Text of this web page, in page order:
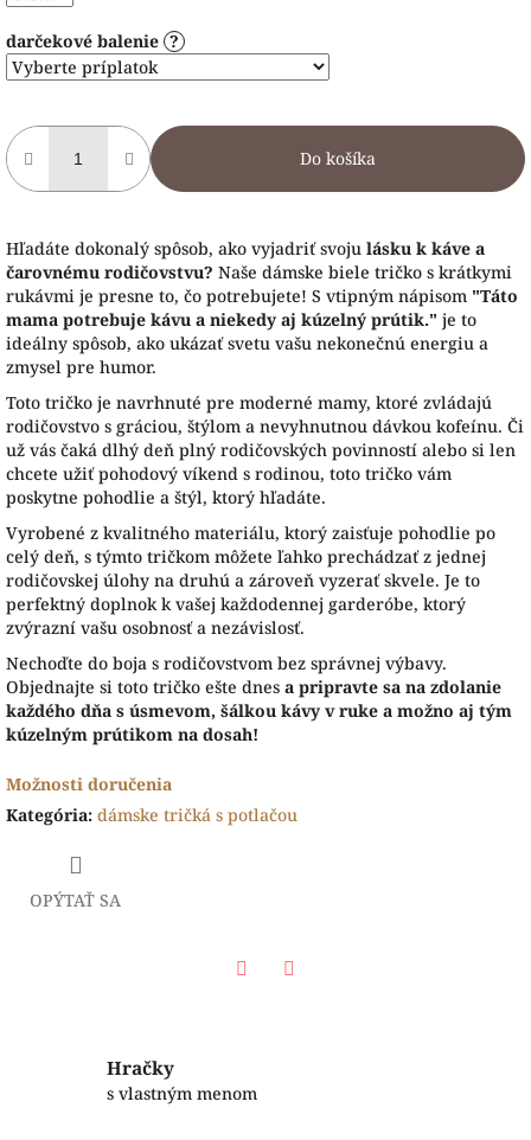
darčekové balenie ?
Do košíka
Hľadáte dokonalý spôsob, ako vyjadriť svoju lásku k káve a
čarovnému rodičovstvu? Naše dámske biele tričko s krátkymi
rukávmi je presne to, čo potrebujete! S vtipným nápisom "Táto
mama potrebuje kávu a niekedy aj kúzelný prútik." je to
ideálny spôsob, ako ukázať svetu vašu nekonečnú energiu a
zmysel pre humor.
Toto tričko je navrhnuté pre moderné mamy, ktoré zvládajú
rodičovstvo s gráciou, štýlom a nevyhnutnou dávkou kofeínu. Či
už vás čaká dlhý deň plný rodičovských povinností alebo si len
chcete užiť pohodový víkend s rodinou, toto tričko vám
poskytne pohodlie a štýl, ktorý hľadáte.
Vyrobené z kvalitného materiálu, ktorý zaisťuje pohodlie po
celý deň, s týmto tričkom môžete ľahko prechádzať z jednej
rodičovskej úlohy na druhú a zároveň vyzerať skvele. Je to
perfektný doplnok k vašej každodennej garderóbe, ktorý
zvýrazní vašu osobnosť a nezávislosť.
Nechoďte do boja s rodičovstvom bez správnej výbavy.
Objednajte si toto tričko ešte dnes a pripravte sa na zdolanie
každého dňa s úsmevom, šálkou kávy v ruke a možno aj tým
kúzelným prútikom na dosah!
Možnosti doručenia
Kategória: dámske tričká s potlačou
OPÝTAŤ SA
Hračky
s vlastným menom